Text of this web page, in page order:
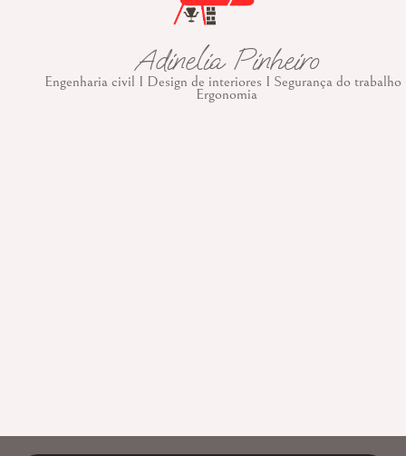
Adinelia Pinheiro
Engenharia civil I Design de interiores I Segurança do trabalho
Ergonomia